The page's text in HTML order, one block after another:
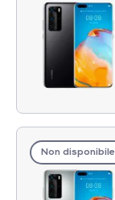
Non disponibile